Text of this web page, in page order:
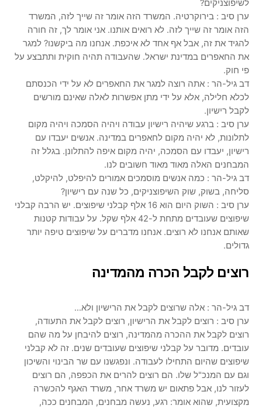
לשיפוצניקים?
ערן סיב : בירוקרטיה. המשרד הזה אומר זה שייך לזה, המשרד
הזה אומר זה שייך לזה. לא רואים אותנו. אני אומר לך, זה חורה
להגיד את זה, אבל אף אחד לא איכפת. אנחנו מה ביקשנו? למגר
את החאפרים במדינת ישראל. שהעבודה תהיה חוקית ותתבצע על
פי חוק.
דב גיל-הר : אתה רוצה למגר את החאפרים לא על ידי הכנסתם
לכלא חלילה, אלא על ידי מתן אפשרות לאלה שאינם מורשים
לקבל רישיון.
ערן סיב : ברגע שיהיה רישיון עבודה ויהיה הסמכה ויהיה מקום
לתלונות, לא יהיה מקום לחאפרים במדינה. אנשים יעבדו עם
רישיון, יעבדו עם הסמכה, יהיה מקום איפה להתלונן. בגלל זה
המבחנים האלה מאוד מאוד חשובים לנו.
דב גיל-הר : כמה אנשים מוסמכים אמורים להיפלט, להיקלט,
סליחה, בשוק, שוק השיפוצניקים, כל שנה עם רישיון?
ערן סיב : השוק היום הוא 16 אלף קבלני שיפוצים. יש הרבה קבלני
שיפוצים שעובדים מתחת ל-42 אלף שקל. על עבודות קטנות
שאותם אנחנו לא רוצים. אנחנו מדברים על שיפוצים טיפה יותר
גדולים.
רוצים לקבל הכרה מהמדינה
דב גיל-הר : אלה שרוצים לקבל את הרישיון ולא…
ערן סיב : רוצים לקבל את הרישיון, רוצים לקבל את התעודה,
רוצים לקבל את ההכרה מהמדינה, רוצים להיבחן על מה שהם
עובדים. מדובר על קבלני שיפוצים שעובדים שנים. זה לא קבלני
שיפוצים שהיום התחילו לעבודה. ונפגשנו עם שר הבינוי והשיכון
וגם עם המנכ"ל שלו. הם רוצים להרים את הכפפה, הם רוצים
לעזור לנו, אבל פתאום יש משרד אחר, משרד האגף להכשרה
מקצועית, שהוא אומר: רגע, נעשה מבחנים, המבחנים ככה,